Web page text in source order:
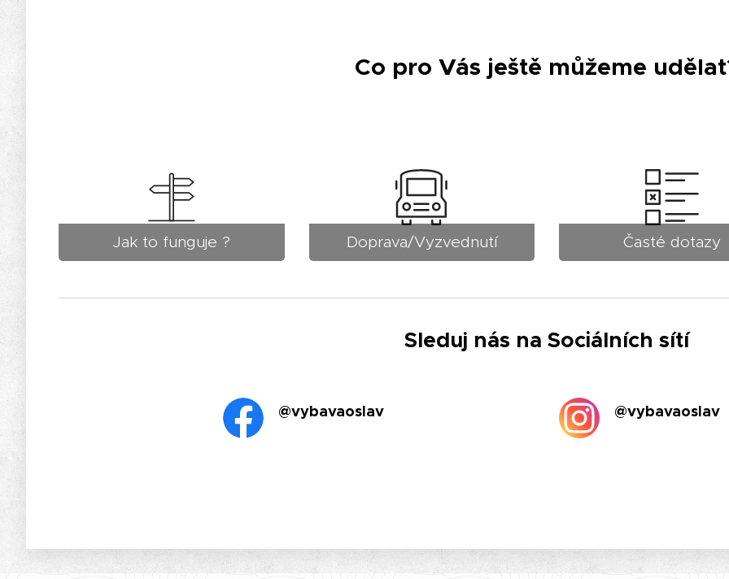
Co pro Vás ještě můžeme
Jak to funguje ? Doprava/Vyzvednutí Časté dotazy
Sleduj nás na Sociálních sítí
@vybavaoslav @vybavaoslav